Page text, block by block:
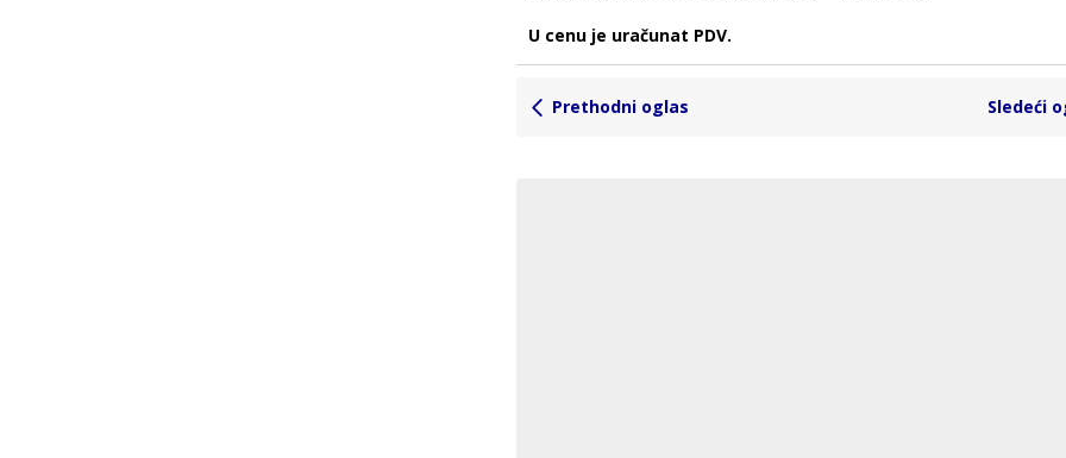
U cenu je uračunat PDV.
Prethodni oglas Sledeći